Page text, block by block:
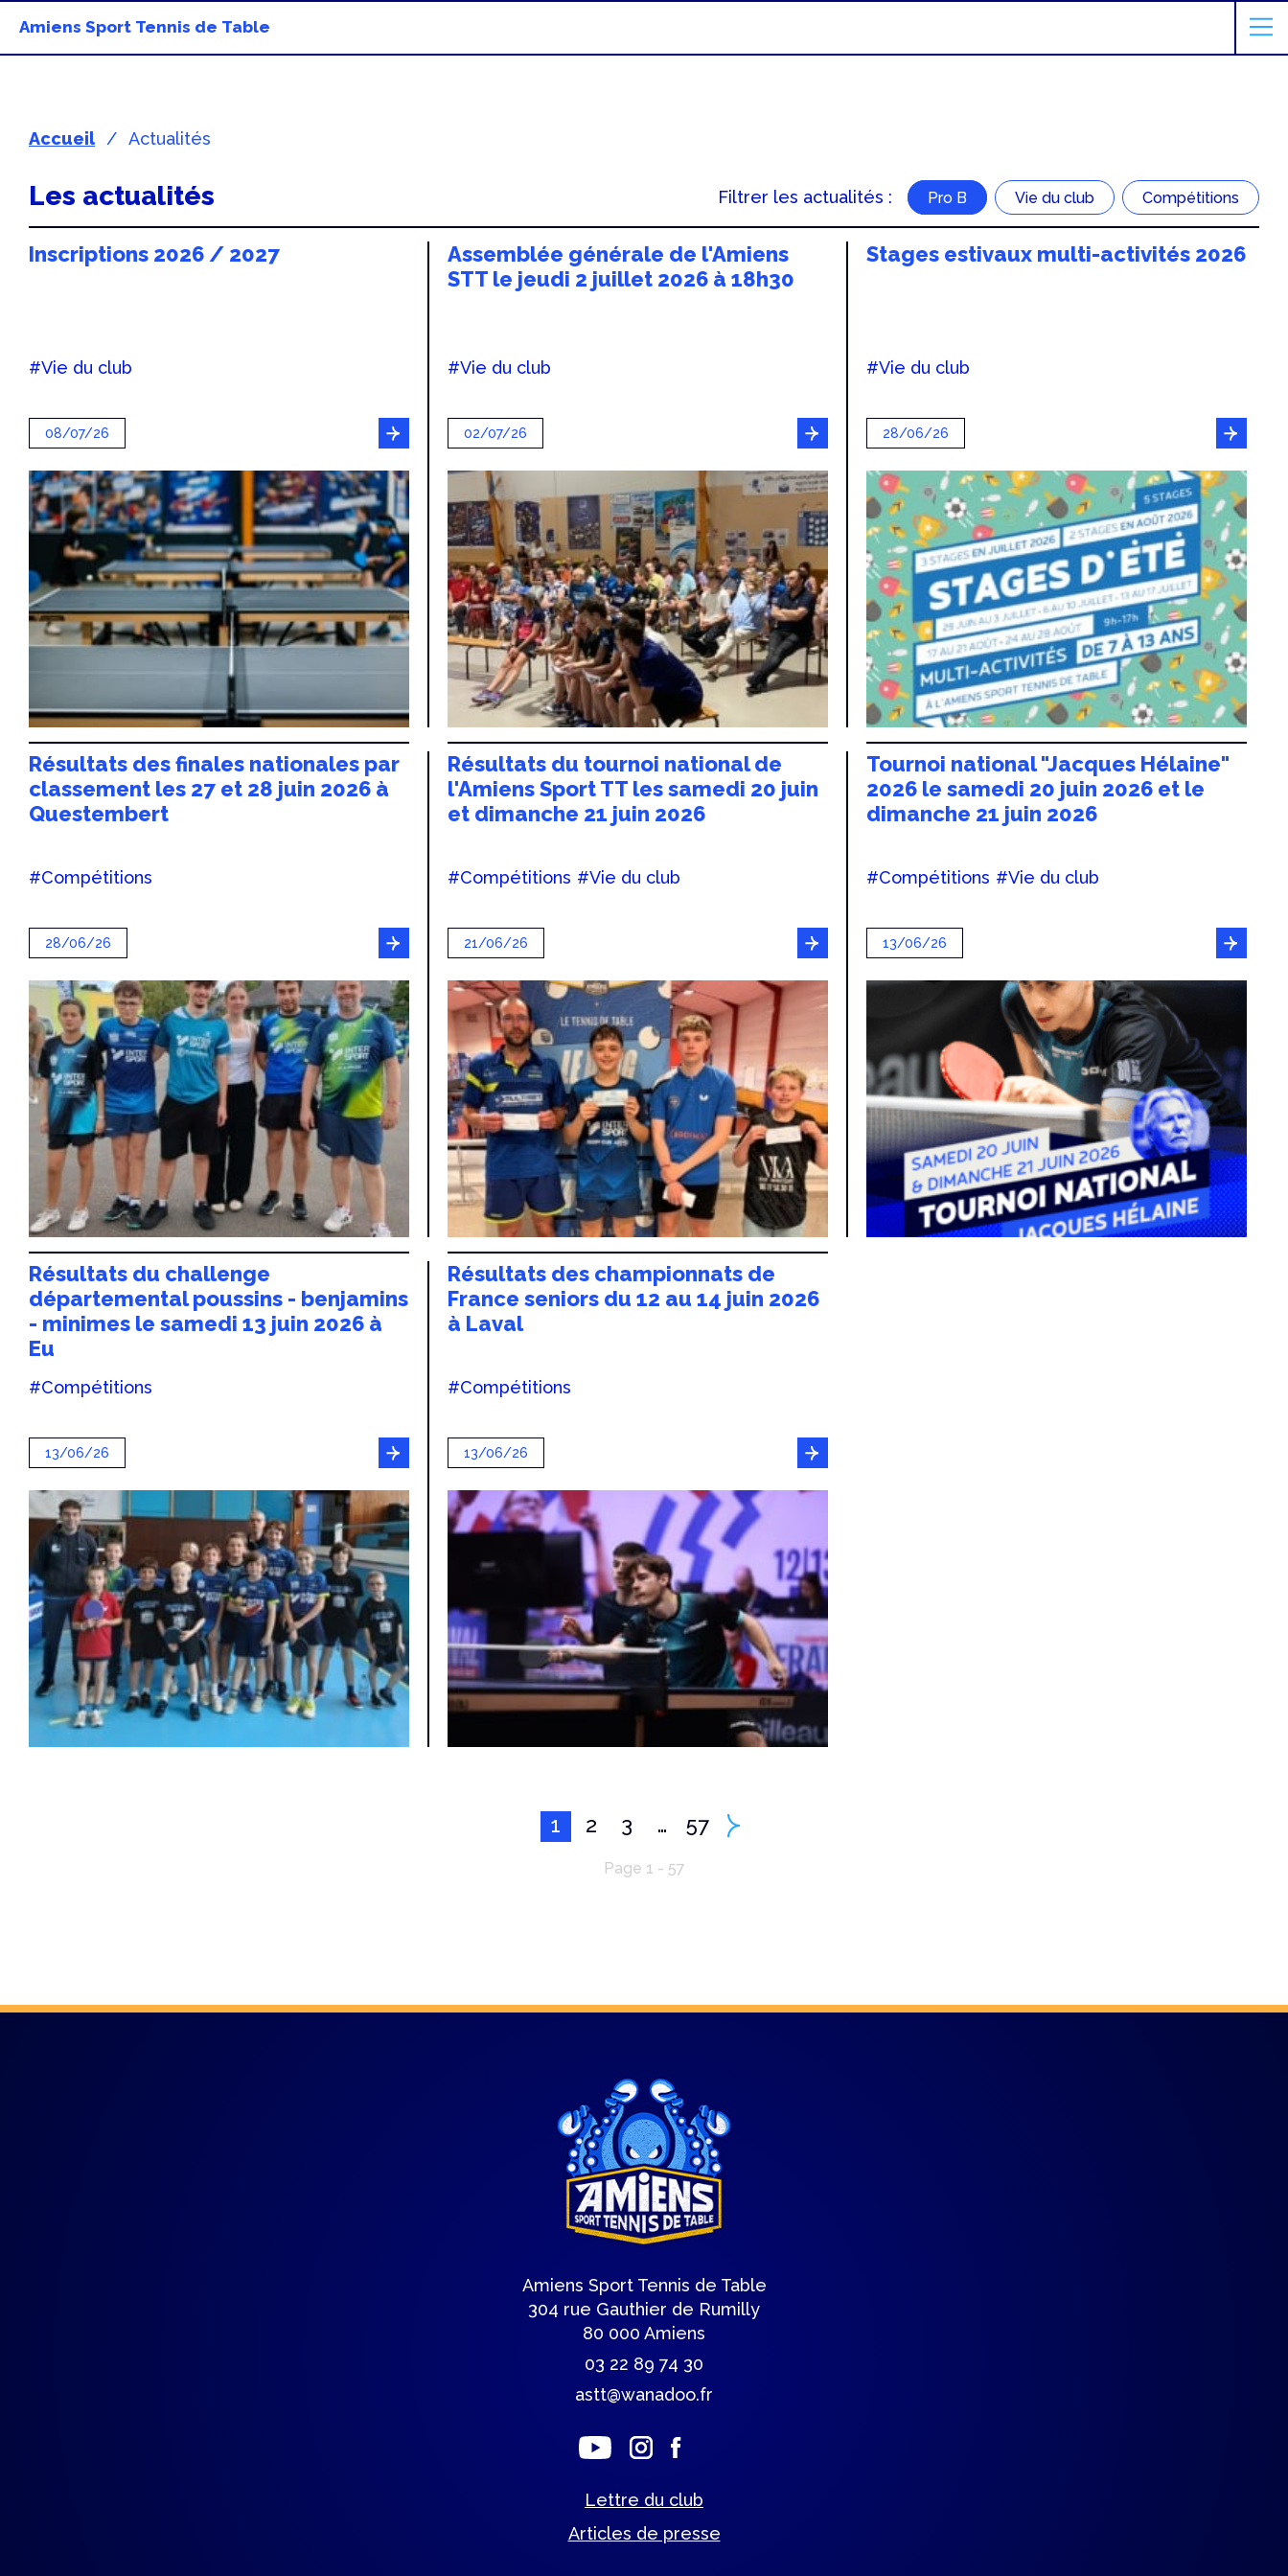
Amiens Sport Tennis de Table
Accueil Actualités
Les actualités Filtrer les actualités : Pro B Vie du club Compétitions
Inscriptions 2026 / 2027
#Vie du club
08/07/26
Assemblée générale de l'Amiens
STT le jeudi 2 juillet 2026 à 18h30
#Vie du club
02/07/26
Stages estivaux multi-activités 2026
#Vie du club
28/06/26
Résultats des finales nationales par
classement les 27 et 28 juin 2026 à
Questembert
#Compétitions
28/06/26
Résultats du tournoi national de
l'Amiens Sport TT les samedi 20 juin
et dimanche 21 juin 2026
#Compétitions #Vie du club
21/06/26
Tournoi national "Jacques Hélaine"
2026 le samedi 20 juin 2026 et le
dimanche 21 juin 2026
#Compétitions #Vie du club
13/06/26
Résultats du challenge
départemental poussins - benjamins
- minimes le samedi 13 juin 2026 à
Eu
#Compétitions
13/06/26
Résultats des championnats de
France seniors du 12 au 14 juin 2026
à Laval
#Compétitions
13/06/26
1 2 3 … 57
Page 1 - 57
Amiens Sport Tennis de Table
304 rue Gauthier de Rumilly
80 000 Amiens
03 22 89 74 30
astt@wanadoo.fr
Lettre du club
Articles de presse